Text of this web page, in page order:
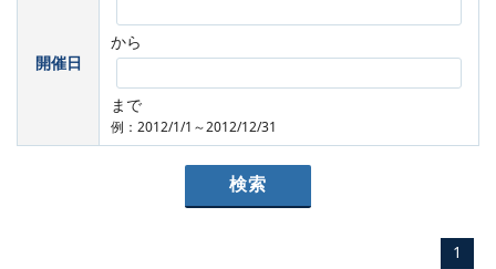
開催日
から
まで
例：2012/1/1～2012/12/31
1